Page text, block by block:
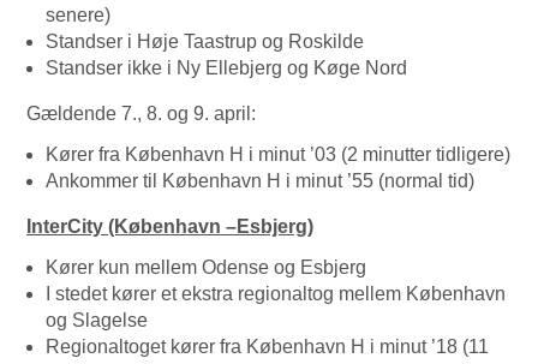
senere)
Standser i Høje Taastrup og Roskilde
Standser ikke i Ny Ellebjerg og Køge Nord
Gældende 7., 8. og 9. april:
Kører fra København H i minut ’03 (2 minutter tidligere)
Ankommer til København H i minut ’55 (normal tid)
InterCity (København –Esbjerg)
Kører kun mellem Odense og Esbjerg
I stedet kører et ekstra regionaltog mellem København
og Slagelse
Regionaltoget kører fra København H i minut ’18 (11